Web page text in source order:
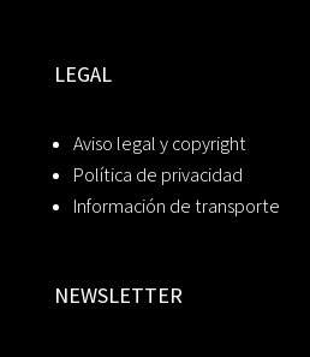
LEGAL
Aviso legal y copyright
Política de privacidad
Información de transporte
NEWSLETTER